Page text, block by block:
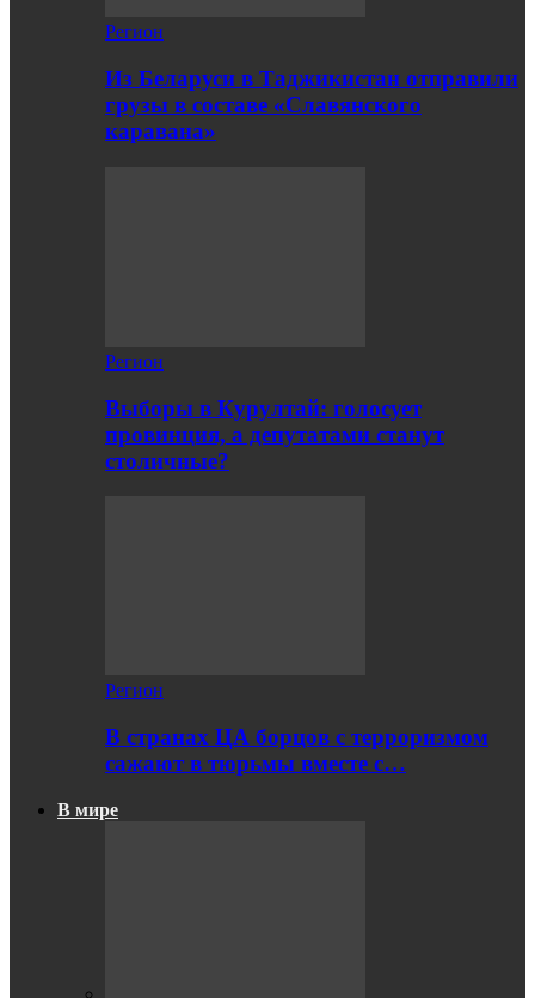
Регион
Из Беларуси в Таджикистан отправили
грузы в составе «Славянского
каравана»
Регион
Выборы в Курултай: голосует
провинция, а депутатами станут
столичные?
Регион
В странах ЦА борцов с терроризмом
сажают в тюрьмы вместе с…
В мире